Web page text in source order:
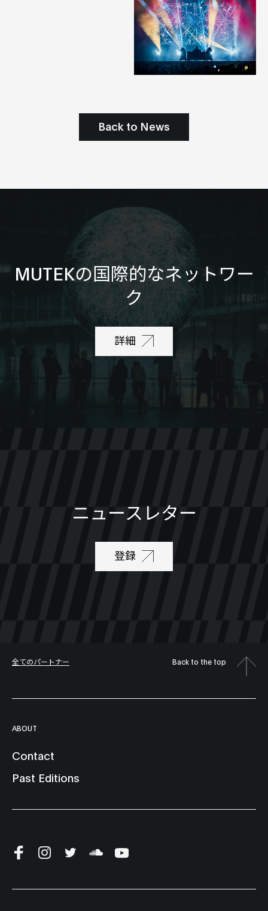
Back to News
MUTEKの国際的なネットワー
ク
詳細
ニュースレター
登録
全てのパートナー Back to the top
ABOUT
Contact
Past Editions